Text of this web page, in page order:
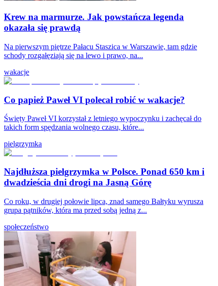
Krew na marmurze. Jak powstańcza legenda
okazała się prawdą
Na pierwszym piętrze Pałacu Staszica w Warszawie, tam gdzie
schody rozgałęziają się na lewo i prawo, na...
wakacje
Co papież Paweł VI polecał robić w wakacje?
Święty Paweł VI korzystał z letniego wypoczynku i zachęcał do
takich form spędzania wolnego czasu, które...
pielgrzymka
Najdłuższa pielgrzymka w Polsce. Ponad 650 km i
dwadzieścia dni drogi na Jasną Górę
Co roku, w drugiej połowie lipca, znad samego Bałtyku wyrusza
grupa pątników, która ma przed sobą jedną z...
społeczeństwo